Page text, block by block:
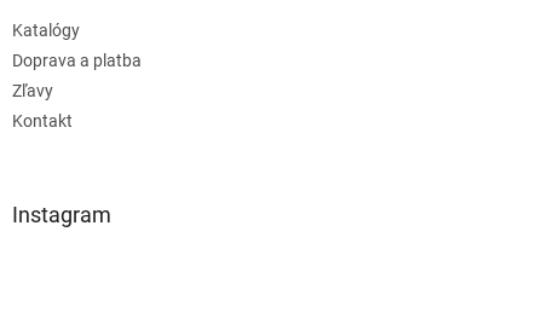
Katalógy
Doprava a platba
Zľavy
Kontakt
Instagram